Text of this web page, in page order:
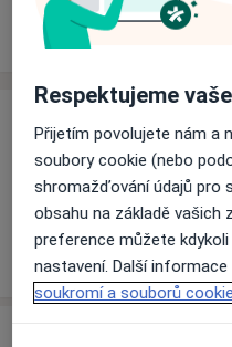
Ceník Adresy
Ceník
Informace o službách
Tento specialista ještě
Respektujeme
Přijetím povolujete nám a
soubory cookie (nebo
shromažďování údajů pro
obsahu na základě vašich
preference můžete
nastavení. Další
soukromí a souborů